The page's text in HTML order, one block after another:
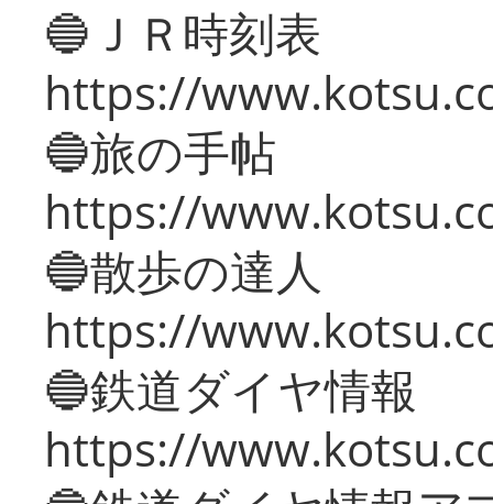
🔵ＪＲ時刻表
https://
🔵旅の手帖
https://
🔵散歩の達人
https://
🔵鉄道ダイヤ情報
https://